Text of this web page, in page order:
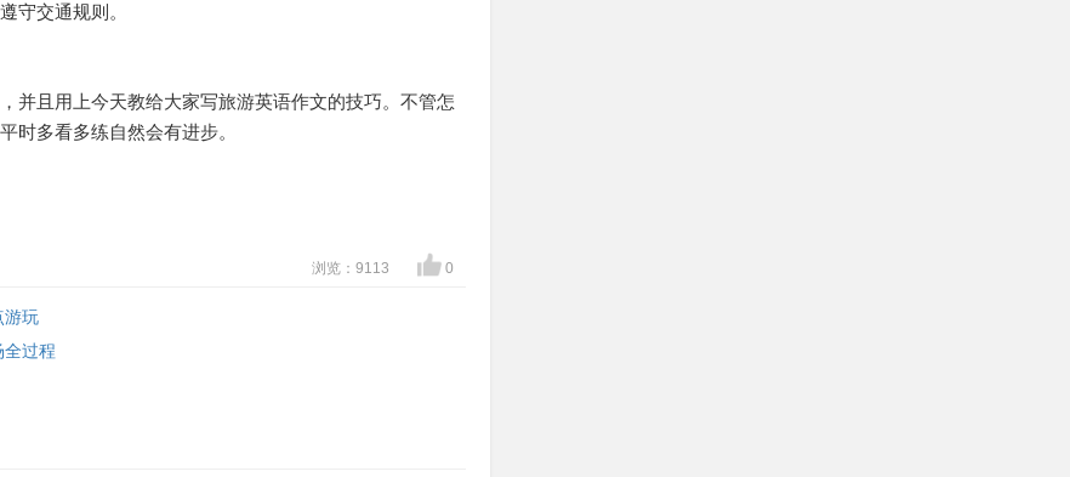
守交通规则。
并且用上今天教给大家写旅游英语作文的技巧。不管怎
时多看多练自然会有进步。
浏览：9113 0
游玩
过程